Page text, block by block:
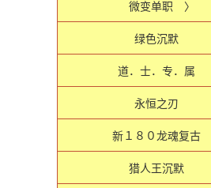
微变单职 〉
绿色沉默
道．士．专．属
永恒之刃
新１８０龙魂复古
猎人王沉默